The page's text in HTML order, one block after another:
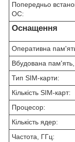
Попередньо
ОС:
Оснащення
Оперативна
Вбудована
Тип SIM-карти:
Кількість SIM-карт:
Процесор:
Кількість ядер:
Частота, ГГц: